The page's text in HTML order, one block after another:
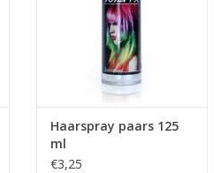
Haarspray paars 125
ml
€3,25